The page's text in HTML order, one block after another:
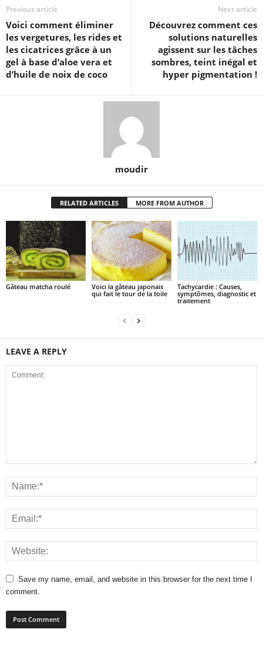
Previous article
Voici comment éliminer
les vergetures, les rides et
les cicatrices grâce à un
gel à base d’aloe vera et
d’huile de noix de coco
Next article
Découvrez comment ces
solutions naturelles
agissent sur les tâches
sombres, teint inégal et
hyper pigmentation !
moudir
RELATED ARTICLES MORE FROM AUTHOR
Gâteau matcha roulé
Voici la gâteau japonais
qui fait le tour de la toile
Tachycardie : Causes,
symptômes, diagnostic et
traitement
LEAVE A REPLY
Save my name, email, and website in this browser for the next time I
comment.